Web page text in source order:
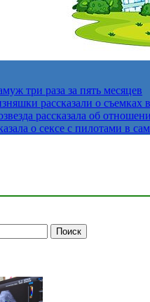
три раза за пять месяцев
рассказали о съемках
рассказала об
о сексе с пилотами в